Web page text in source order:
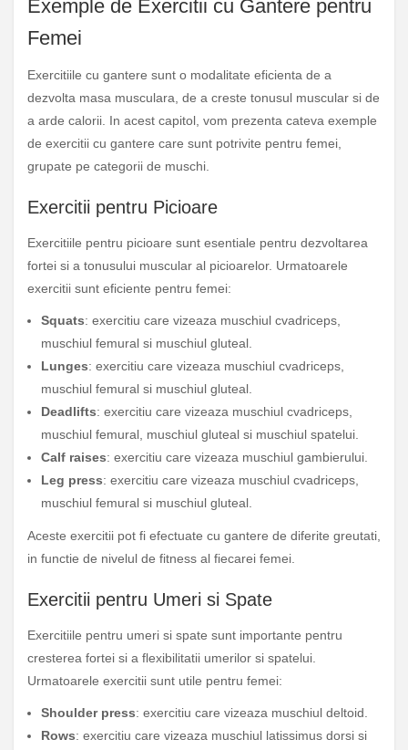
Exemple de Exercitii cu Gantere pentru
Femei
Exercitiile cu gantere sunt o modalitate eficienta de a
dezvolta masa musculara, de a creste tonusul muscular si de
a arde calorii. In acest capitol, vom prezenta cateva exemple
de exercitii cu gantere care sunt potrivite pentru femei,
grupate pe categorii de muschi.
Exercitii pentru Picioare
Exercitiile pentru picioare sunt esentiale pentru dezvoltarea
fortei si a tonusului muscular al picioarelor. Urmatoarele
exercitii sunt eficiente pentru femei:
Squats: exercitiu care vizeaza muschiul cvadriceps,
muschiul femural si muschiul gluteal.
Lunges: exercitiu care vizeaza muschiul cvadriceps,
muschiul femural si muschiul gluteal.
Deadlifts: exercitiu care vizeaza muschiul cvadriceps,
muschiul femural, muschiul gluteal si muschiul spatelui.
Calf raises: exercitiu care vizeaza muschiul gambierului.
Leg press: exercitiu care vizeaza muschiul cvadriceps,
muschiul femural si muschiul gluteal.
Aceste exercitii pot fi efectuate cu gantere de diferite greutati,
in functie de nivelul de fitness al fiecarei femei.
Exercitii pentru Umeri si Spate
Exercitiile pentru umeri si spate sunt importante pentru
cresterea fortei si a flexibilitatii umerilor si spatelui.
Urmatoarele exercitii sunt utile pentru femei:
Shoulder press: exercitiu care vizeaza muschiul deltoid.
Rows: exercitiu care vizeaza muschiul latissimus dorsi si